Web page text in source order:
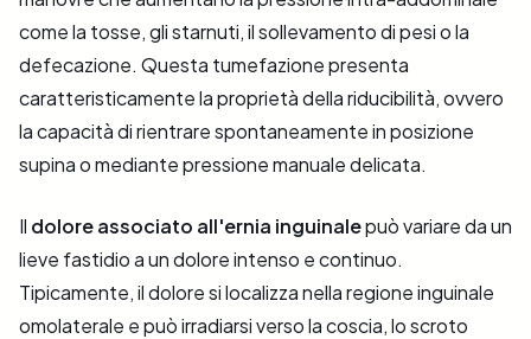
come la tosse, gli starnuti, il sollevamento di pesi o la
defecazione. Questa tumefazione presenta
caratteristicamente la proprietà della riducibilità, ovvero
la capacità di rientrare spontaneamente in posizione
supina o mediante pressione manuale delicata.
Il dolore associato all'ernia inguinalepuò variare da un
lieve fastidio a un dolore intenso e continuo.
Tipicamente, il dolore si localizza nella regione inguinale
omolaterale e può irradiarsi verso la coscia, lo scroto